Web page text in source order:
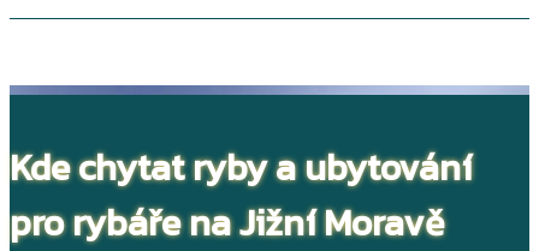
Kde chytat ryby a ubytování
pro rybáře na Jižní Moravě